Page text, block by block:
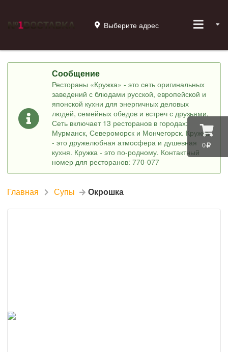
0
Выберите адрес
Сообщение
Рестораны «Кружка» - это сеть оригинальных
заведений с блюдами русской, европейской и
японской кухни для энергичных деловых
людей, семейных обедов и встреч с друзьями.
Сеть включает 13 ресторанов в городах:
Мурманск, Североморск и Мончегорск. Кружка
- это дружелюбная атмосфера и душевная
кухня. Кружка - это по-родному. Контактный
номер для ресторанов: 770-077
Главная Супы Окрошка